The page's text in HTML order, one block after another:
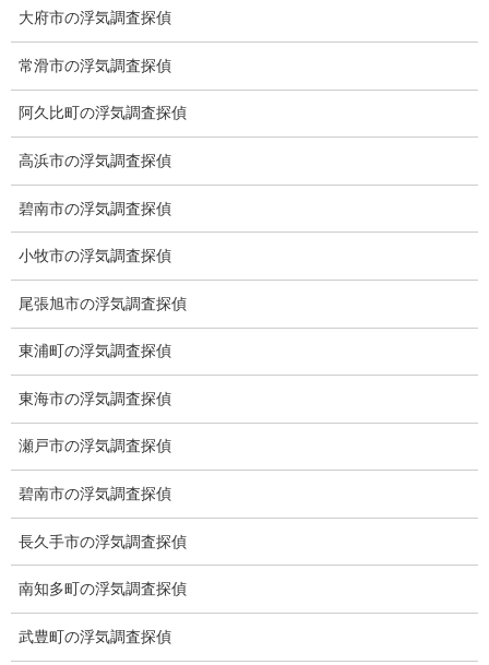
ブログ
有責配偶者
2021-07-20
総合探偵社ミライリサーチ
大府市の浮気調査探偵
常滑市の浮気調査探偵
阿久比町の浮気調査探偵
高浜市の浮気調査探偵
碧南市の浮気調査探偵
小牧市の浮気調査探偵
尾張旭市の浮気調査探偵
東浦町の浮気調査探偵
東海市の浮気調査探偵
瀬戸市の浮気調査探偵
碧南市の浮気調査探偵
長久手市の浮気調査探偵
南知多町の浮気調査探偵
武豊町の浮気調査探偵